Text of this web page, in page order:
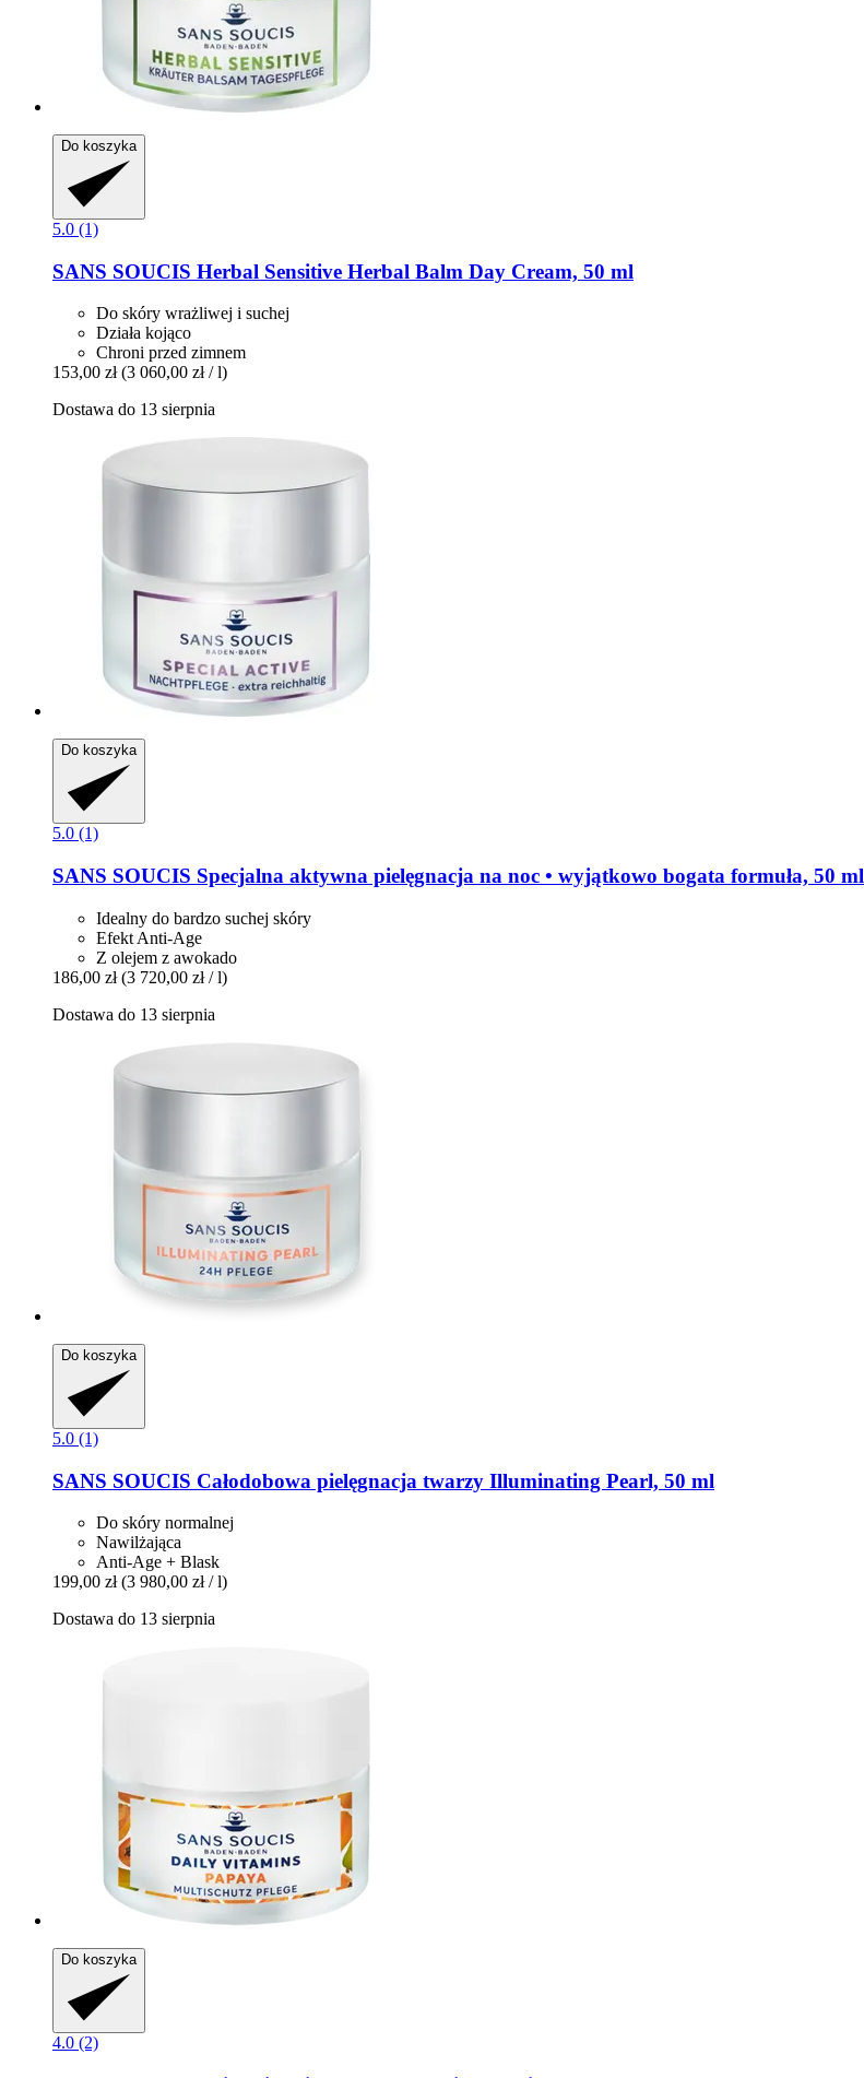
Do koszyka
5.0 (1)
SANS SOUCIS Herbal Sensitive Herbal Balm Day Cream, 50 ml
Do skóry wrażliwej i suchej
Działa kojąco
Chroni przed zimnem
153,00 zł (3 060,00 zł / l)
Dostawa do 13 sierpnia
Do koszyka
5.0 (1)
SANS SOUCIS Specjalna aktywna pielęgnacja na noc • wyjątkowo bogata formuła, 50 ml
Idealny do bardzo suchej skóry
Efekt Anti-Age
Z olejem z awokado
186,00 zł (3 720,00 zł / l)
Dostawa do 13 sierpnia
Do koszyka
5.0 (1)
SANS SOUCIS Całodobowa pielęgnacja twarzy Illuminating Pearl, 50 ml
Do skóry normalnej
Nawilżająca
Anti-Age + Blask
199,00 zł (3 980,00 zł / l)
Dostawa do 13 sierpnia
Do koszyka
4.0 (2)